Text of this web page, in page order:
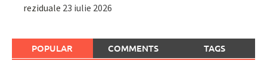
reziduale 23 iulie 2026
POPULAR COMMENTS TAGS